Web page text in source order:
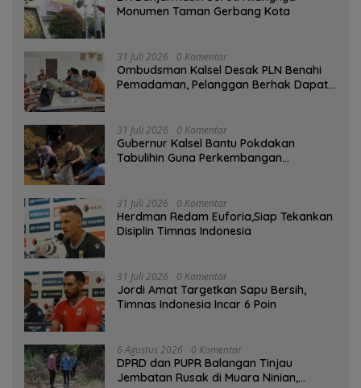
Monumen Taman Gerbang Kota
31 Juli 2026 0 Komentar
Ombudsman Kalsel Desak PLN Benahi
Pemadaman, Pelanggan Berhak Dapat
31 Juli 2026 0 Komentar
Gubernur Kalsel Bantu Pokdakan
Tabulihin Guna Perkembangan
31 Juli 2026 0 Komentar
Herdman Redam Euforia,Siap Tekankan
Disiplin Timnas Indonesia
31 Juli 2026 0 Komentar
Jordi Amat Targetkan Sapu Bersih,
Timnas Indonesia Incar 6 Poin
6 Agustus 2026 0 Komentar
DPRD dan PUPR Balangan Tinjau
Jembatan Rusak di Muara Ninian,